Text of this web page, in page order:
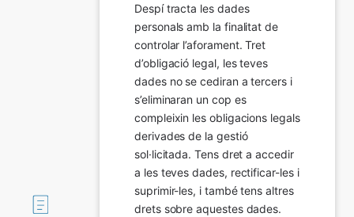
Imatge
Despí tracta les dades
personals amb la finalitat de
controlar l’aforament. Tret
d’obligació legal, les teves
dades no se cediran a tercers i
s’eliminaran un cop es
compleixin les obligacions legals
derivades de la gestió
sol·licitada. Tens dret a accedir
a les teves dades, rectificar-les i
suprimir-les, i també tens altres
drets sobre aquestes dades.